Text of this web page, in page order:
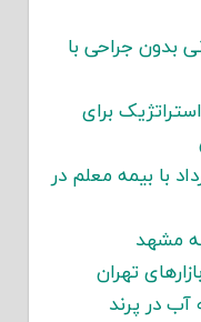
بدون جراحی با
برای
با بیمه معلم در
مشهد
تهران
در پرند